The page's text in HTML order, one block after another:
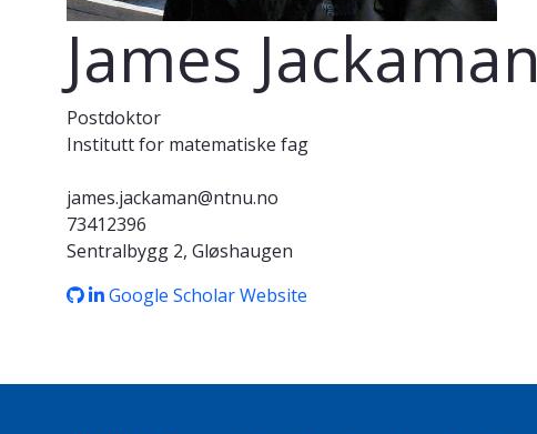
James Jackaman
Postdoktor
Institutt for matematiske fag
james.jackaman@ntnu.no
73412396
Sentralbygg 2, Gløshaugen
Google ScholarWebsite